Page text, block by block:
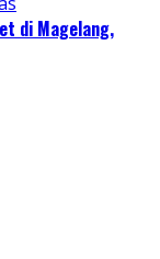
di Magelang,